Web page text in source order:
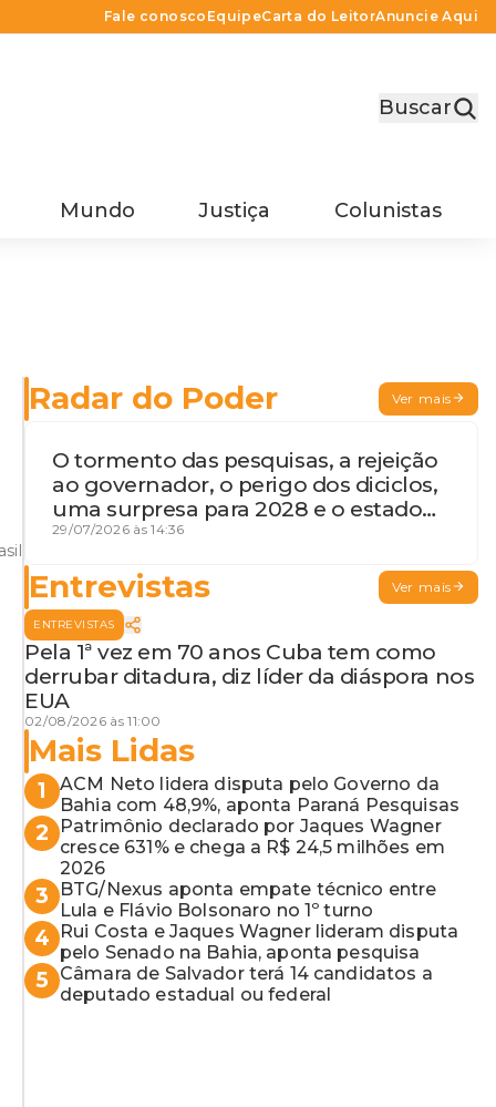
Fale conosco EquipeCarta do LeitorAnuncie Aqui
Buscar
Mundo Justiça Colunistas
Radar do Poder Ver mais
O tormento das pesquisas, a rejeição
ao governador, o perigo dos diciclos,
uma surpresa para 2028 e o estado
de terceira guerra mundial
29/07/2026 às 14:36
Entrevistas Ver mais
ENTREVISTAS
Pela 1ª vez em 70 anos Cuba tem como
derrubar ditadura, diz líder da diáspora nos
EUA
02/08/2026 às 11:00
Mais Lidas
1
ACM Neto lidera disputa pelo Governo da
Bahia com 48,9%, aponta Paraná Pesquisas
2
Patrimônio declarado por Jaques Wagner
cresce 631% e chega a R$ 24,5 milhões em
2026
3
BTG/Nexus aponta empate técnico entre
Lula e Flávio Bolsonaro no 1º turno
4
Rui Costa e Jaques Wagner lideram disputa
pelo Senado na Bahia, aponta pesquisa
5
Câmara de Salvador terá 14 candidatos a
deputado estadual ou federal